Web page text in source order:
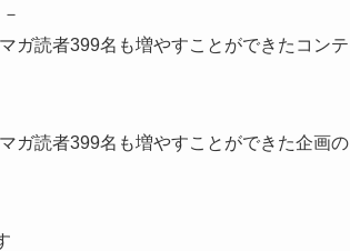
ガ読者399名も増やすことができたコンテ
ガ読者399名も増やすことができた企画の